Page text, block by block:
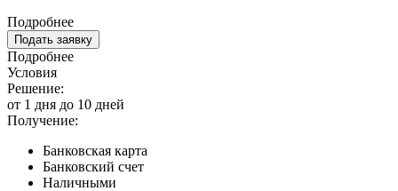
Подробнее
Подать заявку
Подробнее
Условия
Решение:
от 1 дня до 10 дней
Получение:
Банковская карта
Банковский счет
Наличными